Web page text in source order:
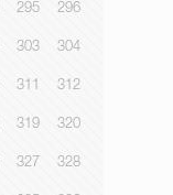
295 296
303 304
311 312
319 320
327 328